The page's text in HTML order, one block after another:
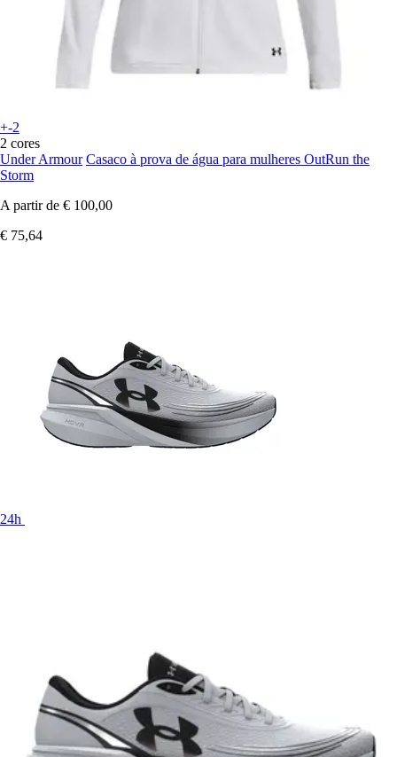
+-2
2 cores
Under Armour Casaco à prova de água para mulheres OutRun the
Storm
A partir de € 100,00
€ 75,64
24h